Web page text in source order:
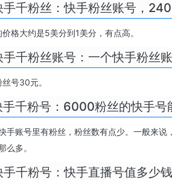
手千粉丝：快手粉丝账号，
格大约是5美分到1美分，有点高。
手千粉丝账号：一个快手粉丝
号30元。
手千粉号：6000粉丝的快手号
手账号里有粉丝，粉丝数有点少。一般来说
么多。
千粉号：快手直播号值多少